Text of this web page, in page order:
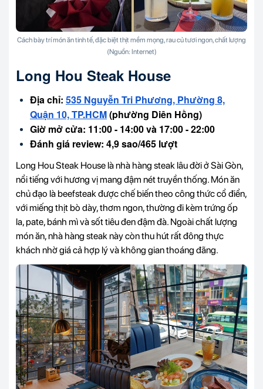
Cách bày trí món ăn tinh tế, đặc biệt thịt mềm mọng, rau củ tươi ngon, chất lượng
(Nguồn: Internet)
Long Hou Steak House
Địa chỉ: 535 Nguyễn Tri Phương, Phường 8,
Quận 10, TP.HCM(phường Diên Hồng)
Giờ mở cửa: 11:00 - 14:00 và 17:00 - 22:00
Đánh giá review: 4,9 sao/465 lượt
Long Hou Steak House là nhà hàng steak lâu đời ở Sài Gòn,
nổi tiếng với hương vị mang đậm nét truyền thống. Món ăn
chủ đạo là beefsteak được chế biến theo công thức cổ điển,
với miếng thịt bò dày, thơm ngon, thường đi kèm trứng ốp
la, pate, bánh mì và sốt tiêu đen đậm đà. Ngoài chất lượng
món ăn, nhà hàng steak này còn thu hút rất đông thực
khách nhờ giá cả hợp lý và không gian thoáng đãng.